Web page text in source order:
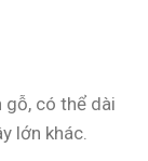
gỗ, có thể dài
lớn khác.